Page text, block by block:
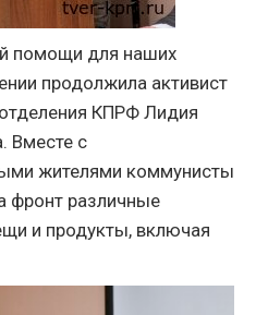
помощи для наших
продолжила активист
КПРФ Лидия
Вместе с
жителями коммунисты
фронт различные
и продукты, включая